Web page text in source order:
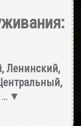
, Ленинский,
,